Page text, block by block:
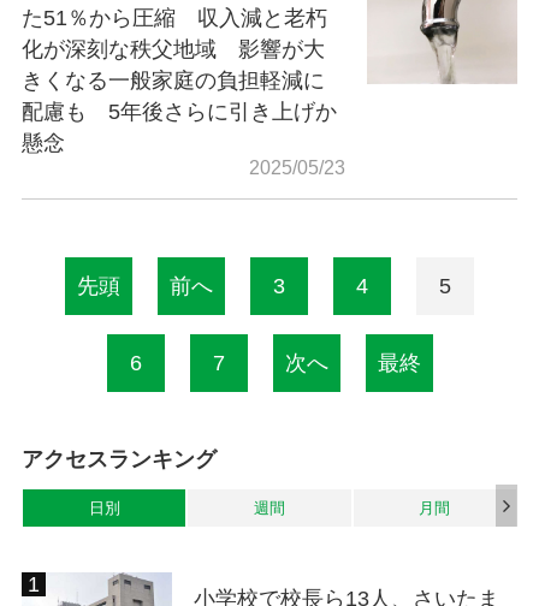
た51％から圧縮 収入減と老朽
化が深刻な秩父地域 影響が大
きくなる一般家庭の負担軽減に
配慮も 5年後さらに引き上げか
懸念
2025/05/23
先頭 前へ 3 4 5
6 7 次へ 最終
アクセスランキング
日別 週間 月間
小学校で校長ら13人、さいたま